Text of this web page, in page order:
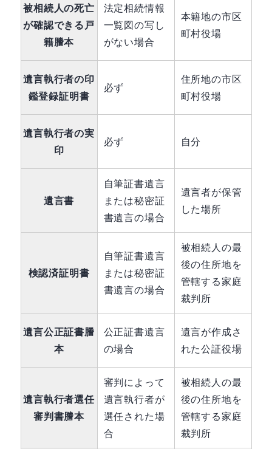
被相続人の死亡
が確認できる戸
籍謄本
法定相続情報
一覧図の写し
がない場合
本籍地の市区
町村役場
遺言執行者の印
鑑登録証明書
必ず
住所地の市区
町村役場
遺言執行者の実
印
必ず 自分
遺言書
自筆証書遺言
または秘密証
書遺言の場合
遺言者が保管
した場所
検認済証明書
自筆証書遺言
または秘密証
書遺言の場合
被相続人の最
後の住所地を
管轄する家庭
裁判所
遺言公正証書謄
本
公正証書遺言
の場合
遺言が作成さ
れた公証役場
遺言執行者選任
審判書謄本
審判によって
遺言執行者が
選任された場
合
被相続人の最
後の住所地を
管轄する家庭
裁判所